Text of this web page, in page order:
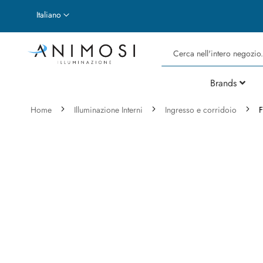
Lingua
Italiano
Cerca
Brands
Home Illuminazione Interni Ingresso e corridoio